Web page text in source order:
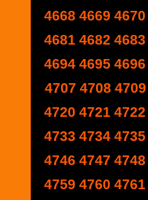
4668 4669 4670
4681 4682 4683
4694 4695 4696
4707 4708 4709
4720 4721 4722
4733 4734 4735
4746 4747 4748
4759 4760 4761